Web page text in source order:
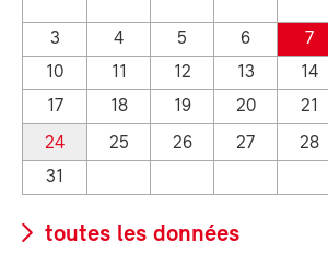
3
4 5 6 7
10
11 12 13 14
17
18 19 20 21
24
25 26 27 28
31
toutes les données